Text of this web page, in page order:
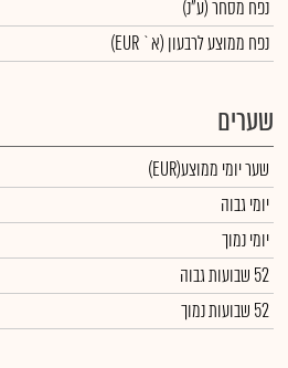
נפח מסחר(ע"נ)
נפח ממוצע לרבעון (א` EUR)
שערים
שער יומי ממוצע(EUR)
יומי גבוה
יומי נמוך
52 שבועות גבוה
52 שבועות נמוך